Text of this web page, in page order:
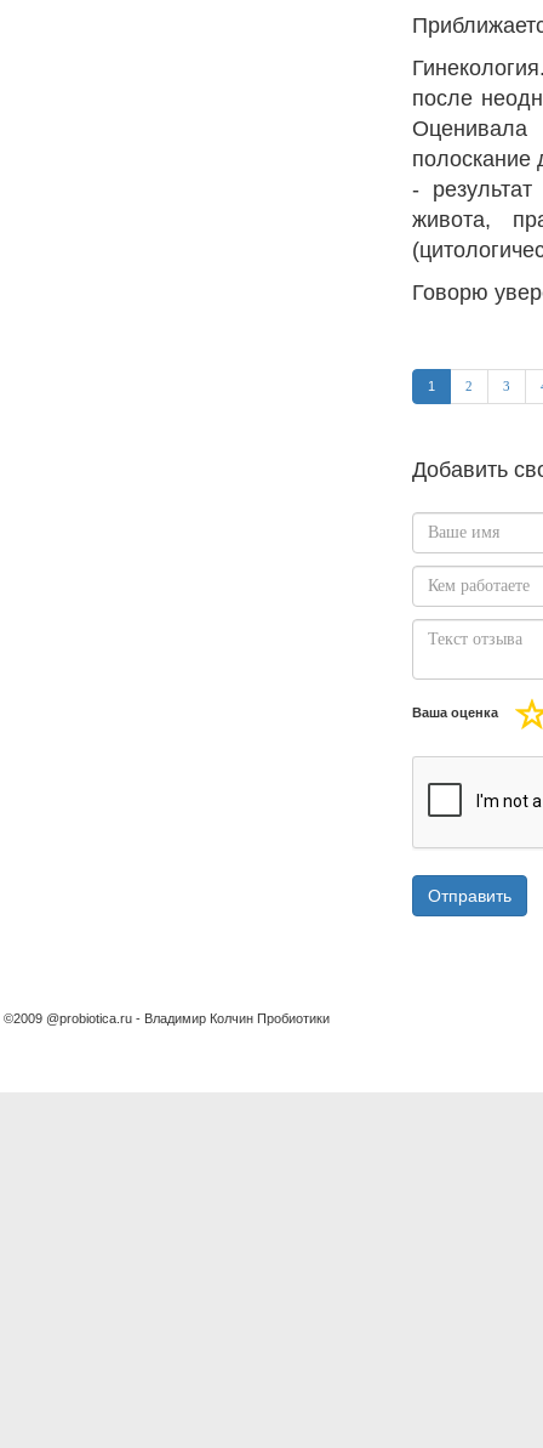
после
полоскание
-
живота,
Говорю
1 2 3
Добавить
Ваша оценка
Отправить
©2009 @probiotica.ru - Владимир Колчин Пробиотики